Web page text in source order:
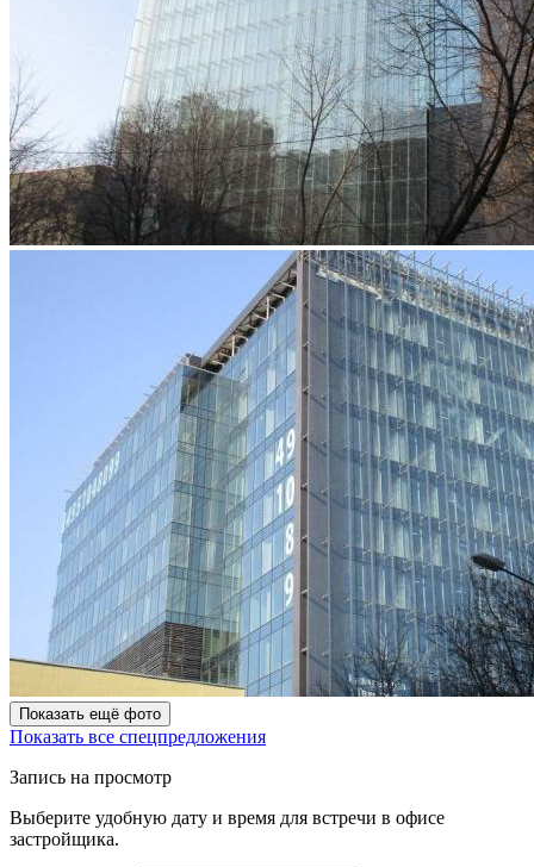
Показать ещё фото
Показать все спецпредложения
Запись на просмотр
Выберите удобную дату и время для встречи в офисе
застройщика.